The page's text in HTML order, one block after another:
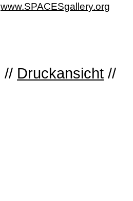
www.SPACESgallery.org
// Druckansicht //